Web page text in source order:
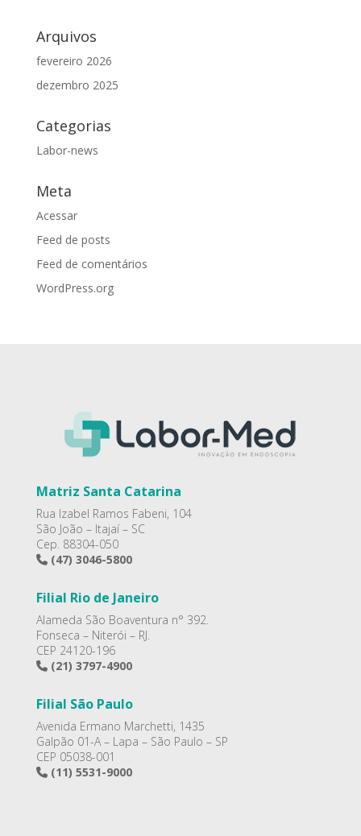
Arquivos
fevereiro 2026
dezembro 2025
Categorias
Labor-news
Meta
Acessar
Feed de posts
Feed de comentários
WordPress.org
Matriz Santa Catarina
Rua Izabel Ramos Fabeni, 104
São João – Itajaí – SC
Cep. 88304-050
(47) 3046-5800
Filial Rio de Janeiro
Alameda São Boaventura n° 392.
Fonseca – Niterói – RJ.
CEP 24120-196
(21) 3797-4900
Filial São Paulo
Avenida Ermano Marchetti, 1435
Galpão 01-A – Lapa – São Paulo – SP
CEP 05038-001
(11) 5531-9000